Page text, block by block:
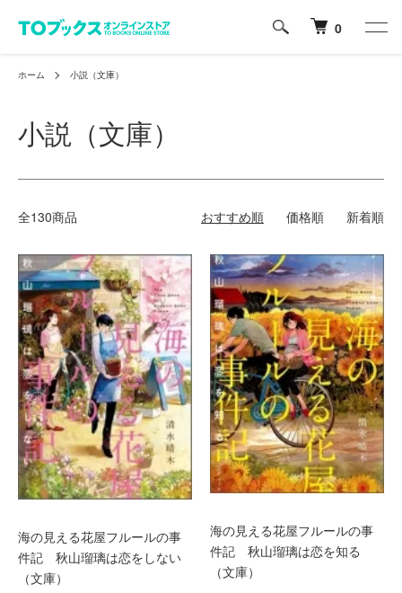
0
ホーム 小説（文庫）
小説（文庫）
全130商品 おすすめ順 価格順 新着順
海の見える花屋フルールの事
件記 秋山瑠璃は恋をしない
（文庫）
海の見える花屋フルールの事
件記 秋山瑠璃は恋を知る
（文庫）